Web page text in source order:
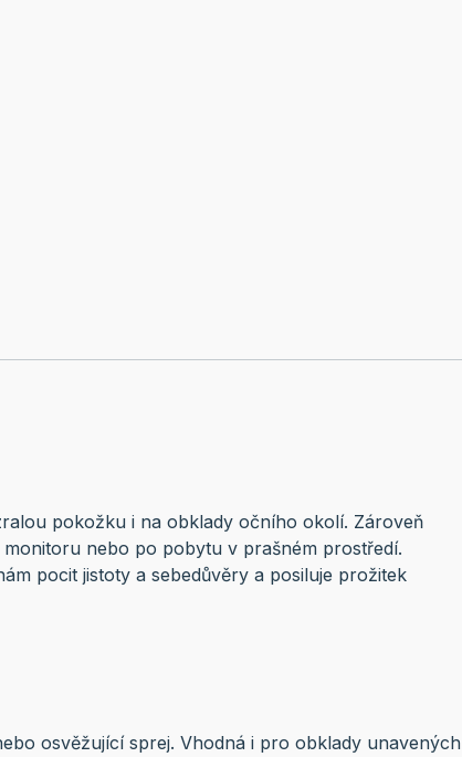
pokožku i na obklady očního okolí. Zároveň
nebo po pobytu v prašném prostředí.
pocit jistoty a sebedůvěry a posiluje prožitek
osvěžující sprej. Vhodná i pro obklady unavených